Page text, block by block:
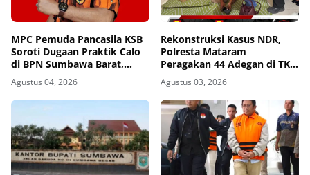
MPC Pemuda Pancasila KSB
Soroti Dugaan Praktik Calo
di BPN Sumbawa Barat,
Desak Evaluasi Total dan
Turun Tangan Aparat
Penegak Hukum
Agustus 04, 2026
Rekonstruksi Kasus NDR,
Polresta Mataram
Peragakan 44 Adegan di TKP
Kos Gomong
Agustus 03, 2026